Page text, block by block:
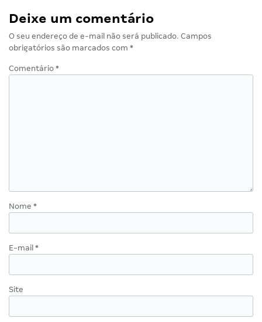
Deixe um comentário
O seu endereço de e-mail não será publicado. Campos
obrigatórios são marcados com *
Comentário *
Nome *
E-mail *
Site